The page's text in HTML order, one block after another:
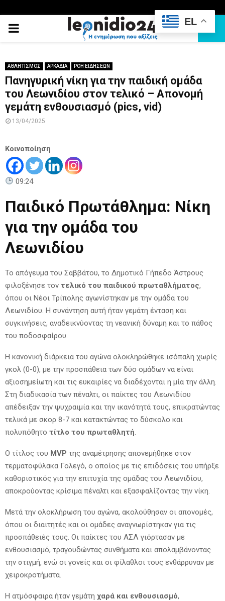
PRIMARY
ΑΘΛΗΤΙΣΜΟΣ ΑΡΚΑΔΙΑ ΡΟΗ ΕΙΔΗΣΕΩΝ
Πανηγυρική νίκη για την παιδική ομάδα
του Λεωνιδίου στον τελικό – Απονομή
γεμάτη ενθουσιασμό (pics, vid)
13/04/2025
Κοινοποίηση
09:24
Παιδικό Πρωτάθλημα: Νίκη
για την ομάδα του
Λεωνιδίου
Το απόγευμα του Σαββάτου, το Δημοτικό Γήπεδο Άστρους
φιλοξένησε τον τελικό του παιδικού πρωταθλήματος,
όπου οι Νέοι Τρίπολης αγωνίστηκαν με την ομάδα του
Λεωνιδίου. Η συνάντηση αυτή ήταν γεμάτη ένταση και
συγκινήσεις, αναδεικνύοντας τη νεανική δύναμη και το πάθος
του ποδοσφαίρου.
Η κανονική διάρκεια του αγώνα ολοκληρώθηκε ισόπαλη χωρίς
γκολ (0-0), με την προσπάθεια των δύο ομάδων να είναι
αξιοσημείωτη και τις ευκαιρίες να διαδέχονται η μία την άλλη.
Στη διαδικασία των πέναλτι, οι παίκτες του Λεωνιδίου
απέδειξαν την ψυχραιμία και την ικανότητά τους, επικρατώντας
τελικά με σκορ 8-7 και κατακτώντας το δύσκολο και
πολυπόθητο τίτλο του πρωταθλητή
Ο τίτλος του MVP της αναμέτρησης απονεμήθηκε στον
τερματοφύλακα Γολεγό, ο οποίος με τις επιδόσεις του υπήρξε
καθοριστικός για την επιτυχία της ομάδας του Λεωνιδίου,
αποκρούοντας κρίσιμα πέναλτι και εξασφαλίζοντας την νίκη.
Μετά την ολοκλήρωση του αγώνα, ακολούθησαν οι απονομές,
όπου οι διαιτητές και οι ομάδες αναγνωρίστηκαν για τις
προσπάθειές τους. Οι παίκτες του ΑΣΛ γιόρτασαν με
ενθουσιασμό, τραγουδώντας συνθήματα και απολαμβάνοντας
την στιγμή, ενώ οι γονείς και οι φίλαθλοι τους ενθάρρυναν με
χειροκροτήματα.
Η ατμόσφαιρα ήταν γεμάτη χαρά και ενθουσιασμό,
EL